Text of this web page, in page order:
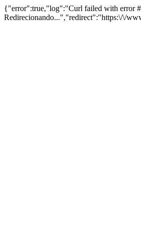
{"error":true,"log":"Curl failed with error
Redirecionando...","redirect":"https:\/\/